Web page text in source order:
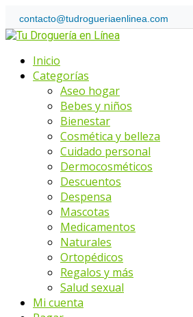
content
contacto@tudrogueriaenlinea.com
Home
Menu
Inicio
Categorías
Aseo hogar
Bebes y niños
Bienestar
Cosmética y belleza
Cuidado personal
Dermocosméticos
Descuentos
Despensa
Mascotas
Medicamentos
Naturales
Ortopédicos
Regalos y más
Salud sexual
Mi cuenta